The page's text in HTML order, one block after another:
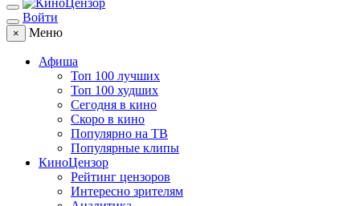
Войти
× Меню
Афиша
Топ 100 лучших
Топ 100 худших
Сегодня в кино
Скоро в кино
Популярно на ТВ
Популярные клипы
КиноЦензор
Рейтинг цензоров
Интересно зрителям